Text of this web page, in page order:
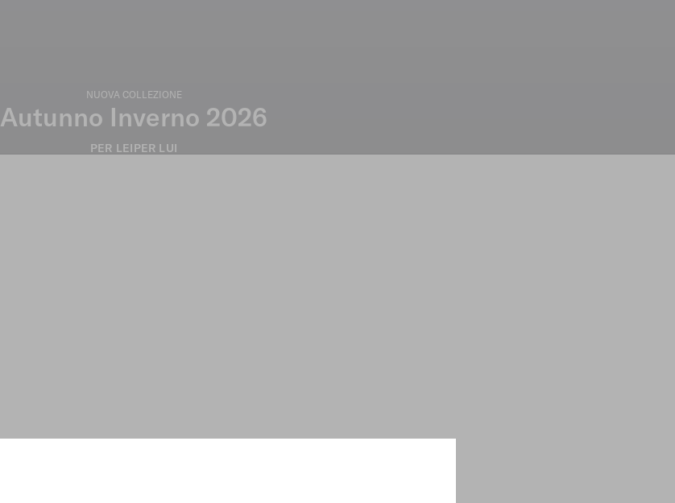
NUOVA COLLEZIONE
Autunno Inverno 2026
PER LEIPER LUI